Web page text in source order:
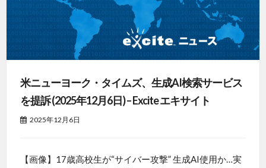
米ニューヨーク・タイムズ、生成AI検索サービス
を提訴 (2025年12月6日) – Excite エキサイト
2025年12月6日
【画像】17歳高校生が“サイバー攻撃” 生成AI使用か…実